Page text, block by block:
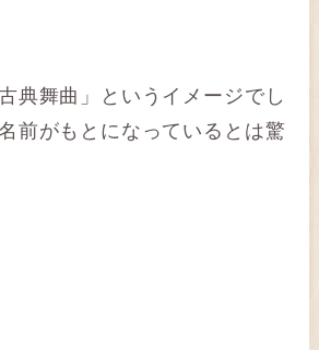
典舞曲」というイメージでし
前がもとになっているとは驚